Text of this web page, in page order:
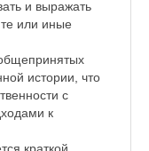
и выражать
или иные
истории, что
с
к